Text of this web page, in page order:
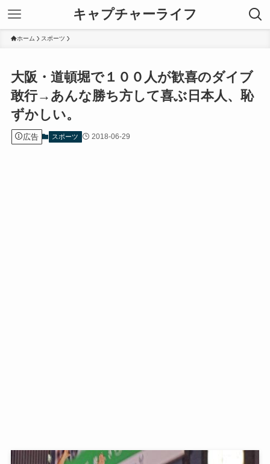
キャプチャーライフ
ホーム スポーツ
大阪・道頓堀で１００人が歓喜のダイブ
敢行→あんな勝ち方して喜ぶ日本人、恥
ずかしい。
広告 スポーツ 2018-06-29